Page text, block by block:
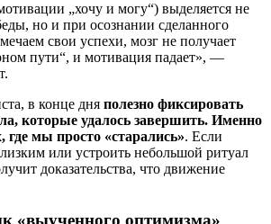
„хочу и могу“) выделяется не
но и при осознании сделанного
свои успехи, мозг не получает
пути“, и мотивация падает», —
в конце дня полезно фиксировать
которые удалось завершить. Именно
где мы просто «старались». Если
или устроить небольшой ритуал
доказательства, что движение
«выученного оптимизма»